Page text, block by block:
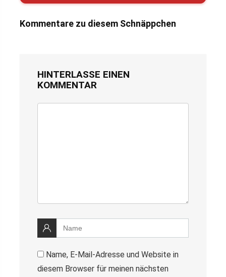
Kommentare zu diesem Schnäppchen
HINTERLASSE EINEN
KOMMENTAR
Name, E-Mail-Adresse und Website in
diesem Browser für meinen nächsten